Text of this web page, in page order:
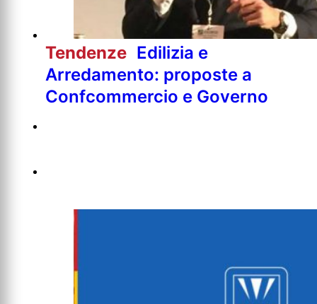
Tendenze Edilizia e
Arredamento: proposte a
Confcommercio e Governo